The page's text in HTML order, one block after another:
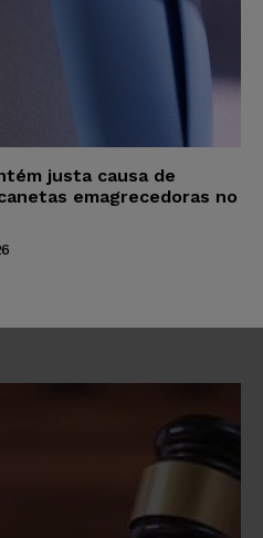
justa causa de
emagrecedoras no